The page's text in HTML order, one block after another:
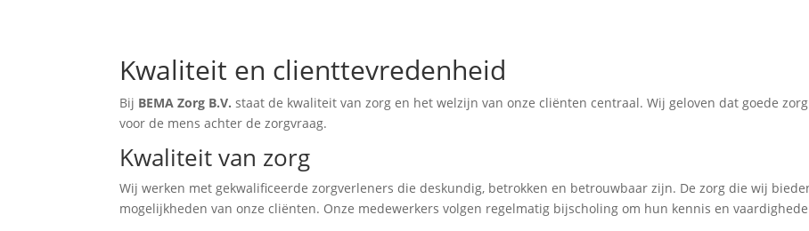
Kwaliteit en clienttevredenheid
Bij BEMA Zorg B.V. staat de kwaliteit van zorg en het welzijn van onze cliënten centraal. Wij geloven dat goede
voor de mens achter de zorgvraag.
Kwaliteit van zorg
Wij werken met gekwalificeerde zorgverleners die deskundig, betrokken en betrouwbaar zijn. De zorg die wij
mogelijkheden van onze cliënten. Onze medewerkers volgen regelmatig bijscholing om hun kennis en